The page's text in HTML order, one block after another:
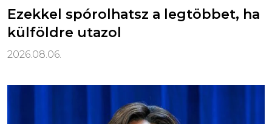
Ezekkel spórolhatsz a legtöbbet, ha
külföldre utazol
2026.08.06.